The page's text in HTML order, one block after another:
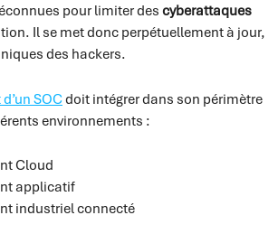
pour limiter des cyberattaques
Il se met donc perpétuellement à jour,
des hackers.
SOCdoit intégrer dans son périmètre
environnements :
Cloud
applicatif
industriel connecté